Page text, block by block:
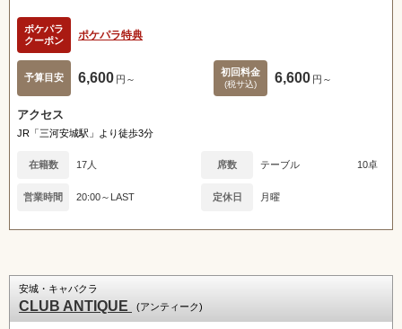
ポケパラ
クーポン
ポケパラ特典
予算目安 6,600 円～
初回料金
(税サ込) 6,600 円～
アクセス
JR「三河安城駅」より徒歩3分
在籍数 17人 席数 テーブル 10卓
営業時間 20:00～LAST 定休日 月曜
安城・キャバクラ
CLUB ANTIQUE (アンティーク)